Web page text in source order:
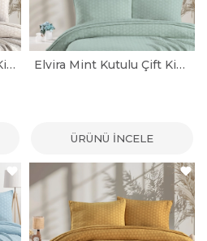
Elvira Krem Kutulu Çift Kişilik Yatak Örtüsü Seti Elvira Mint Kutulu Çift Kişilik Yatak Örtüsü Seti
ÜRÜNÜ İNCELE